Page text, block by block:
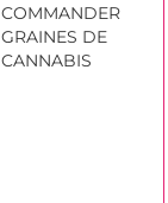
COMMANDER
GRAINES DE
CANNABIS